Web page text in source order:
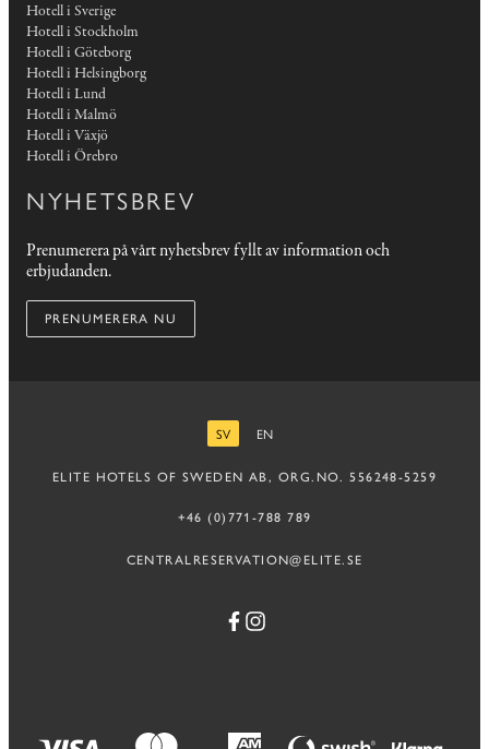
Hotell i Sverige
Hotell i Stockholm
Hotell i Göteborg
Hotell i Helsingborg
Hotell i Lund
Hotell i Malmö
Hotell i Växjö
Hotell i Örebro
NYHETSBREV
Prenumerera på vårt nyhetsbrev fyllt av information och
erbjudanden.
PRENUMERERA NU
SV
EN
ELITE HOTELS OF SWEDEN AB, ORG.NO. 556248-5259
+46 (0)771-788 789
CENTRALRESERVATION@ELITE.SE